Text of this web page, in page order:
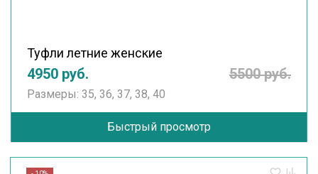
Туфли летние женские
4950 руб. 5500 руб.
Размеры: 35, 36, 37, 38, 40
Быстрый просмотр